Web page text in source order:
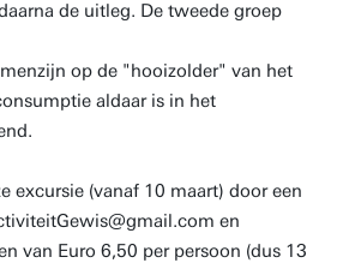
de uitleg. De tweede groep
op de "hooizolder" van het
aldaar is in het
excursie (vanaf 10 maart) door een
en
van Euro 6,50 per persoon (dus 13